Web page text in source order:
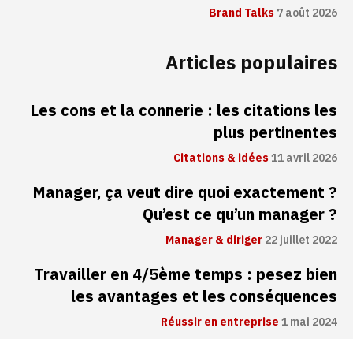
Brand Talks7 août 2026
Articles populaires
Les cons et la connerie : les citations les
plus pertinentes
Citations & idées11 avril 2026
Manager, ça veut dire quoi exactement ?
Qu’est ce qu’un manager ?
Manager & diriger22 juillet 2022
Travailler en 4/5ème temps : pesez bien
les avantages et les conséquences
Réussir en entreprise1 mai 2024